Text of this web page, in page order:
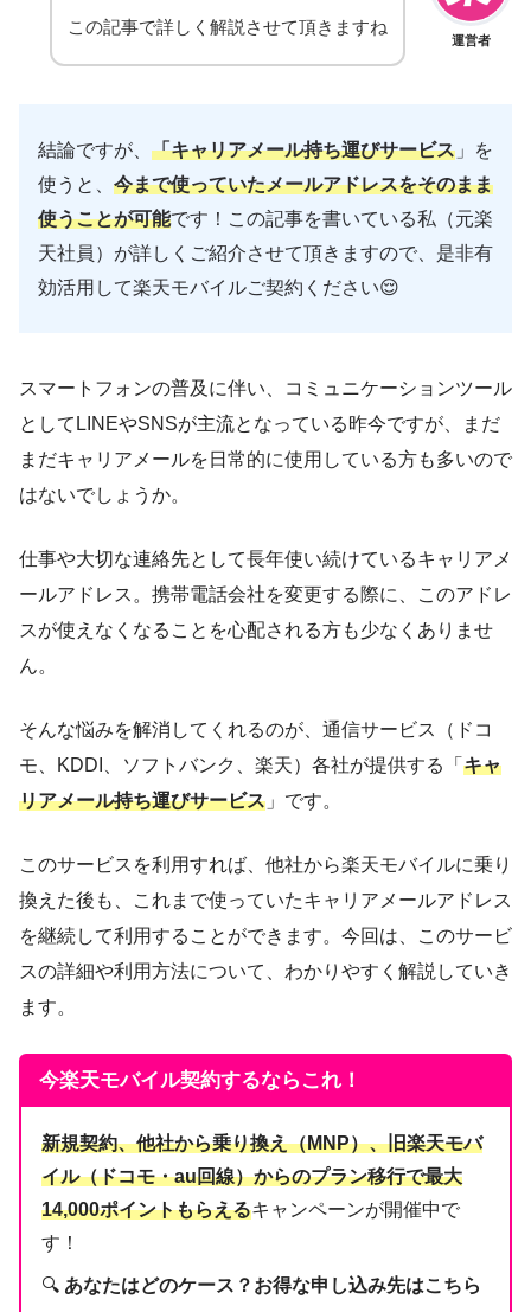
運営者
この記事で詳しく解説させて頂きますね
結論ですが、 「キャリアメール持ち運びサービス 」を
使うと、 今まで使っていたメールアドレスをそのまま
使うことが可能です！この記事を書いている私（元楽
天社員）が詳しくご紹介させて頂きますので、是非有
効活用して楽天モバイルご契約ください😌
スマートフォンの普及に伴い、コミュニケーションツール
としてLINEやSNSが主流となっている昨今ですが、まだ
まだキャリアメールを日常的に使用している方も多いので
はないでしょうか。
仕事や大切な連絡先として長年使い続けているキャリアメ
ールアドレス。携帯電話会社を変更する際に、このアドレ
スが使えなくなることを心配される方も少なくありませ
ん。
そんな悩みを解消してくれるのが、通信サービス（ドコ
モ、KDDI、ソフトバンク、楽天）各社が提供する「 キャ
リアメール持ち運びサービス 」です。
このサービスを利用すれば、他社から楽天モバイルに乗り
換えた後も、これまで使っていたキャリアメールアドレス
を継続して利用することができます。今回は、このサービ
スの詳細や利用方法について、わかりやすく解説していき
ます。
今楽天モバイル契約するならこれ！
新規契約、他社から乗り換え（MNP）、旧楽天モバ
イル（ドコモ・au回線）からのプラン移行で最大
14,000ポイントもらえるキャンペーンが開催中で
す！
🔍 あなたはどのケース？お得な申し込み先はこちら